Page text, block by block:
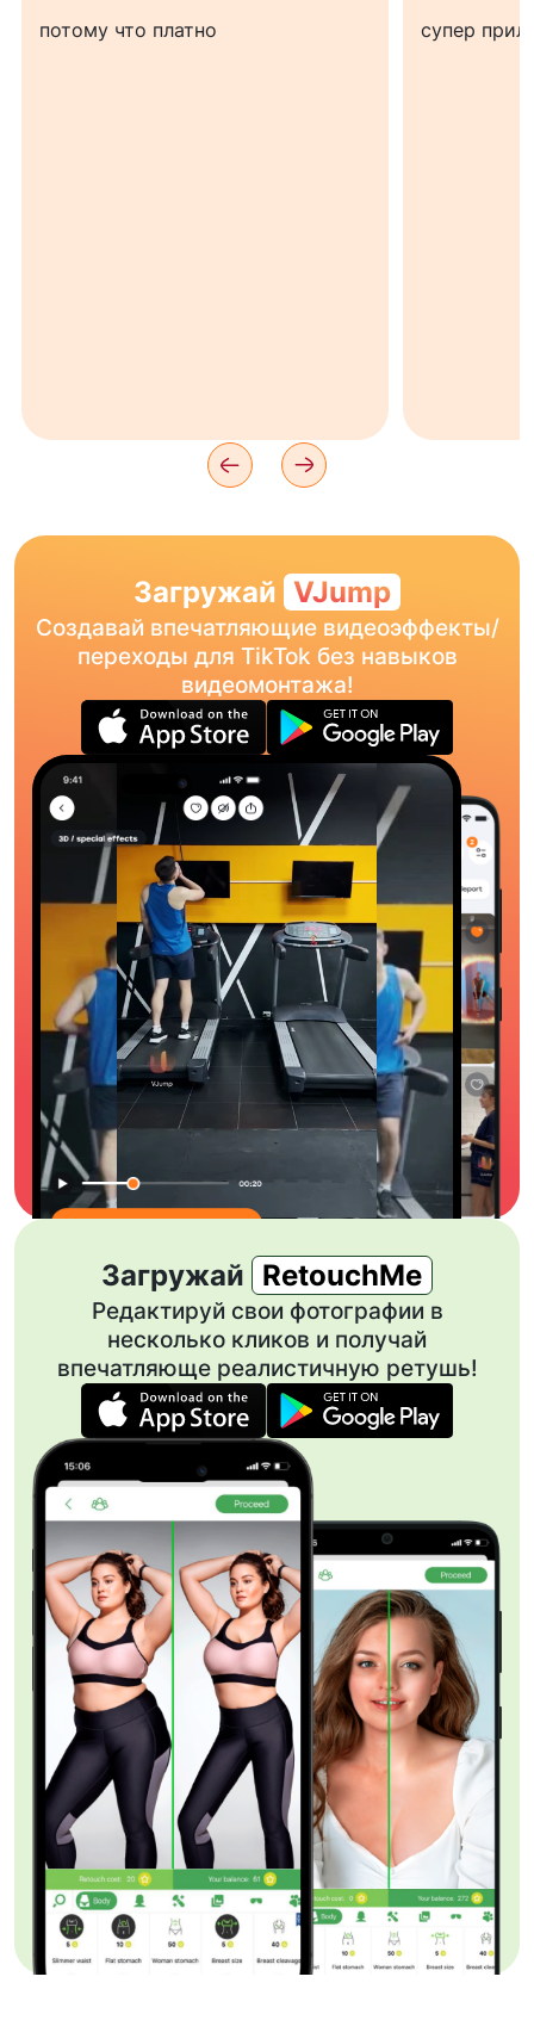
потому что платно
супер
Загружай VJump
Создавай впечатляющие видеоэффекты/
переходы для TikTok без навыков
видеомонтажа!
Загружай RetouchMe
Редактируй свои фотографии в
несколько кликов и получай
впечатляюще реалистичную ретушь!